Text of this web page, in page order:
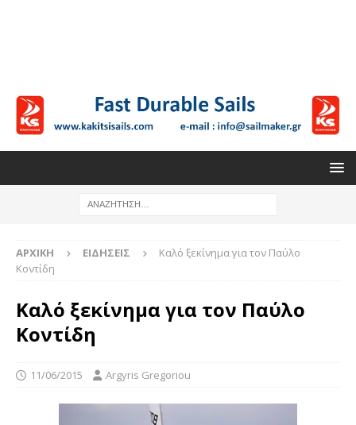
ΑΡΧΙΚΉ ΕΙΔΉΣΕΙΣ
Καλό ξεκίνημα για τον Παύλο
Κοντίδη
Καλό ξεκίνημα για τον Παύλο
Κοντίδη
11/06/2015 Argyris Gregoriou